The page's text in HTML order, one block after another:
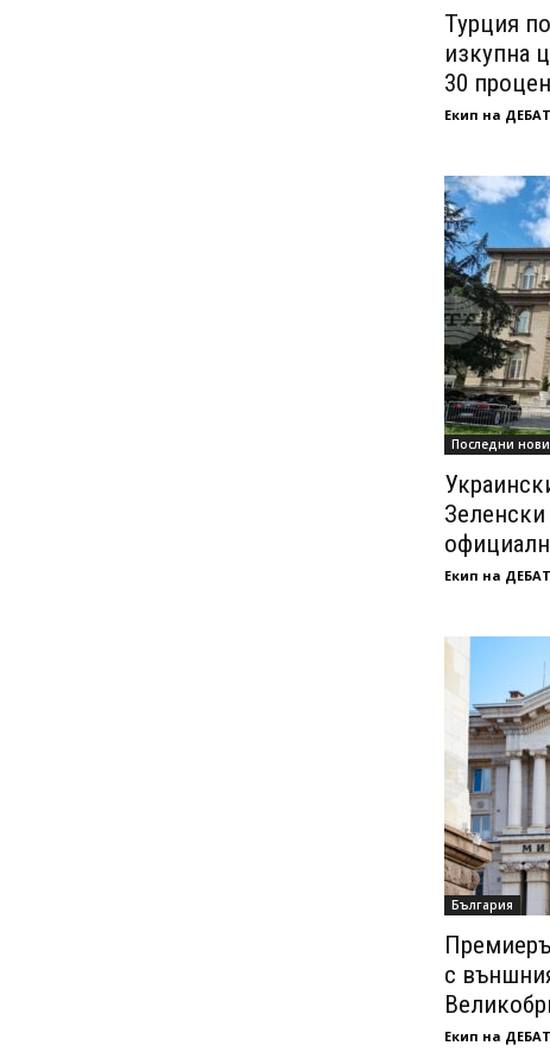
Турция
изкупна
30
Екип на
Последни
Екип на
България
с
Екип на